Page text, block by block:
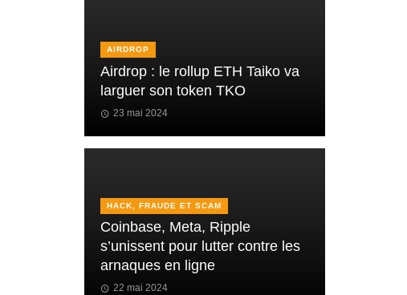
AIRDROP
Airdrop : le rollup ETH Taiko va
larguer son token TKO
23 mai 2024
HACK, FRAUDE ET SCAM
Coinbase, Meta, Ripple
s’unissent pour lutter contre les
arnaques en ligne
22 mai 2024